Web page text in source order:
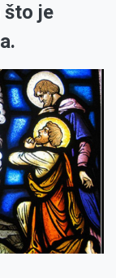
što je